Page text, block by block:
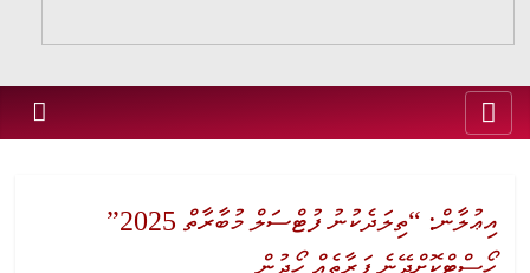
އިޢުލާން: “ތިލަދެކުނު ފުޓްސަލް މުބާރާތް 2025”
ހޯސްޓްކޮށްދޭނެ ފަރާތެއް ހޯދުން